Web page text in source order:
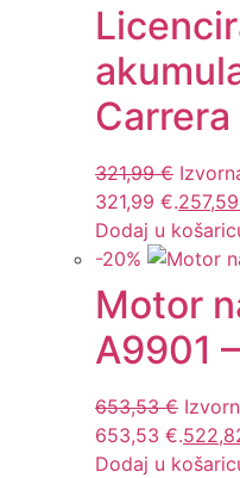
321,99€
321,99 €.257,59
Dodaj u
-20%
Motor
A9901
653,53€
653,53 €.
Dodaj u